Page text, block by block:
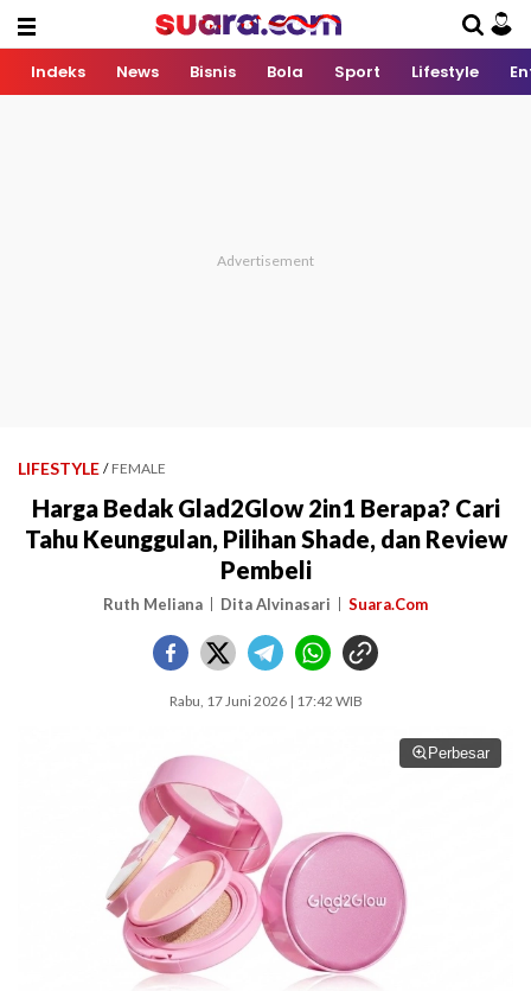
Indeks News Bisnis Bola Sport Lifestyle
LIFESTYLE / FEMALE
Harga Bedak Glad2Glow 2in1 Berapa? Cari
Tahu Keunggulan, Pilihan Shade, dan Review
Pembeli
Ruth Meliana Dita Alvinasari Suara.Com
Rabu, 17 Juni 2026 | 17:42 WIB
Perbesar